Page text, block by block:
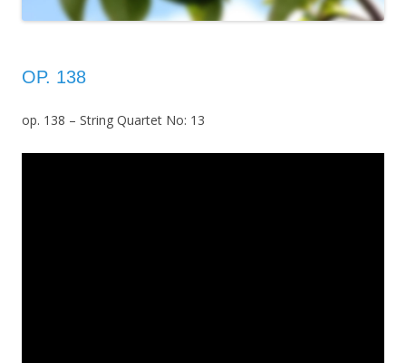
OP. 138
op. 138 – String Quartet No: 13